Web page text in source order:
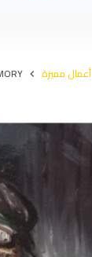
أعمال مميزة